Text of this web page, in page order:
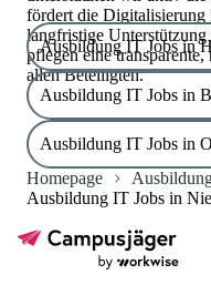
fördert die Digitalisierung
langfristige
pflegen eine
allen Beteiligten.
Ausbildung IT Jobs in
Ausbildung IT Jobs in
Ausbildung IT Jobs in
Homepage
Ausbildung IT Jobs in